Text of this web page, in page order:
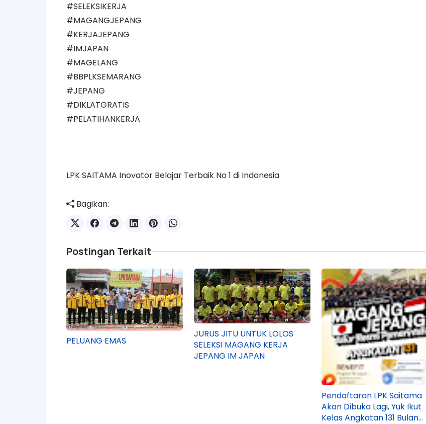
#SELEKSIKERJA
#MAGANGJEPANG
#KERJAJEPANG
#IMJAPAN
#MAGELANG
#BBPLKSEMARANG
#JEPANG
#DIKLATGRATIS
#PELATIHANKERJA
LPK SAITAMA Inovator Belajar Terbaik No 1 di Indonesia
Bagikan:
Postingan Terkait
PELUANG EMAS
JURUS JITU UNTUK LOLOS
SELEKSI MAGANG KERJA
JEPANG IM JAPAN
Pendaftaran LPK Saitama
Akan Dibuka Lagi, Yuk Ikut
Kelas Angkatan 131 Bulan